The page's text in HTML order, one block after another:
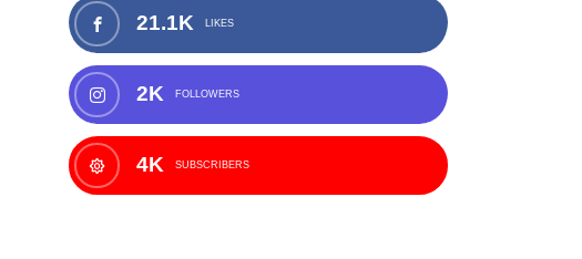
21.1K LIKES
2K FOLLOWERS
4K SUBSCRIBERS